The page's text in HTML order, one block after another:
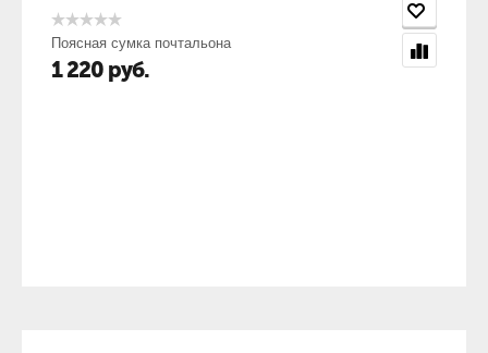
Поясная сумка почтальона
1 220 руб.